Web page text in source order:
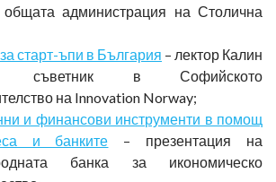
администрация на Столична
старт-ъпи в България – лектор Калин
съветник в Софийското
на Innovation Norway;
и финансови инструменти в помощ
и банките – презентация на
банка за икономическо